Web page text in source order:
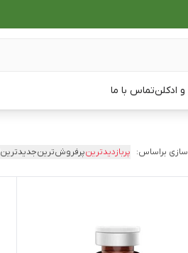
ادکلنتماس با ما
براساس: پربازدیدترینپرفروش‌ترینجدیدترین